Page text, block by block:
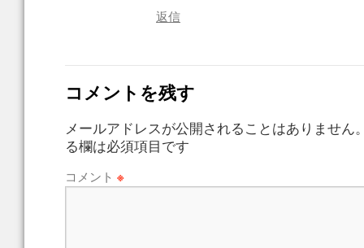
返信
コメントを残す
メールアドレスが公開されることはありません
る欄は必須項目です
コメント ※